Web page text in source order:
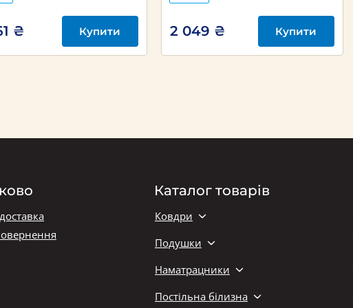
₴ Купити 2 049 ₴ Купити
Каталог товарів
Ковдри
Подушки
Наматрацники
Постільна білизна